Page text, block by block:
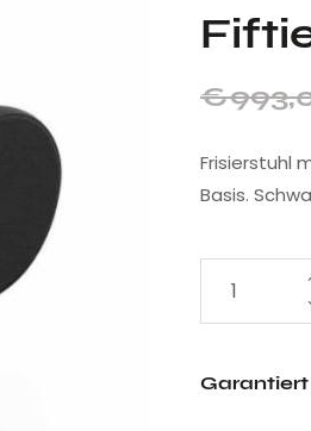
€
Frisierstuhl
Basis.